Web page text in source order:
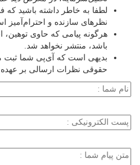
لطفا به خاطر داشته باشید که
نظرهای سازنده و احترام‌آمیز
هرگونه پیامی که حاوی توهین،
باشد، منتشر نخواهد شد.
بدیهی است که آی‌پی شما ثبت
حقوقی نظرات ارسالی بر عهده